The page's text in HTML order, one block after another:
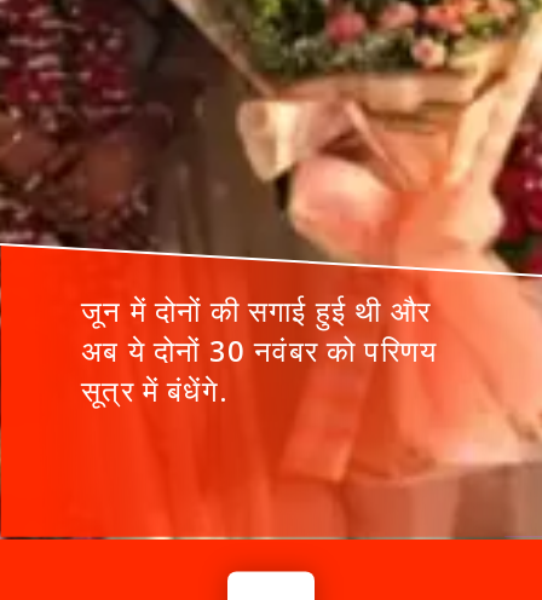
जून में दोनों की सगाई हुई थी और
अब ये दोनों 30 नवंबर को परिणय
सूत्र में बंधेंगे.